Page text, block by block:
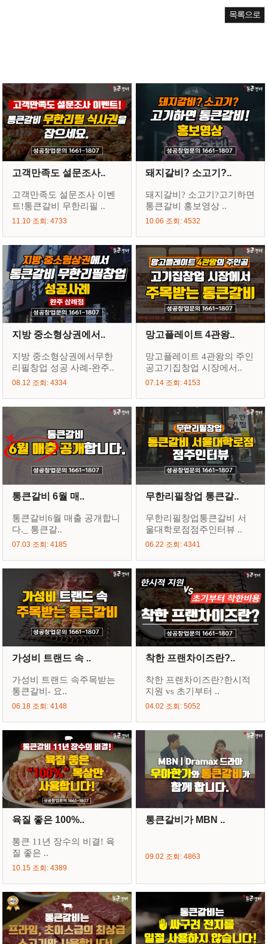
목록으로
고객만족도 설문조사..
고객만족도 설문조사 이벤
트!통큰갈비 무한리필 ..
11.10 조회: 4733
돼지갈비? 소고기?..
돼지갈비? 소고기?고기하면
통큰갈비 홍보영상 ..
10.06 조회: 4532
지방 중소형상권에서..
지방 중소형상권에서무한
리필창업 성공 사례-완주..
08.12 조회: 4334
망고플레이트 4관왕..
망고플레이트 4관왕의 주인
공고기집창업 시장에서..
07.14 조회: 4153
통큰갈비 6월 매..
통큰갈비6월 매출 공개합니
다._ 통큰갈..
07.03 조회: 4185
무한리필창업 통큰갈..
무한리필창업통큰갈비 서
울대학로점점주인터뷰 ..
06.22 조회: 4341
가성비 트랜드 속 ..
가성비 트랜드 속주목받는
통큰갈비- 요..
06.18 조회: 4148
착한 프랜차이즈란?..
착한 프랜차이즈란?한시적
지원 vs 초기부터 ..
04.02 조회: 5052
육질 좋은 100%..
통큰 11년 장수의 비결! 육
질 좋은 ..
10.15 조회: 4389
통큰갈비가 MBN ..
09.02 조회: 4863